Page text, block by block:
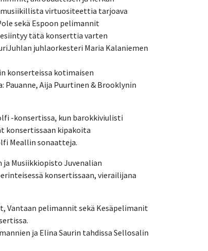
musiikillista virtuositeettia tarjoava
sekä Espoon pelimannit
tätä konserttia varten
juhlaorkesteri Maria Kalaniemen
konserteissa kotimaisen
Aija Puurtinen & Brooklynin
-konsertissa, kun barokkiviulisti
konsertissaan kipakoita
Meallin sonaatteja.
Musiikkiopisto Juvenalian
konsertissaan, vierailijana
Vantaan pelimannit sekä Kesäpelimanit
ja Elina Saurin tahdissa Sellosalin